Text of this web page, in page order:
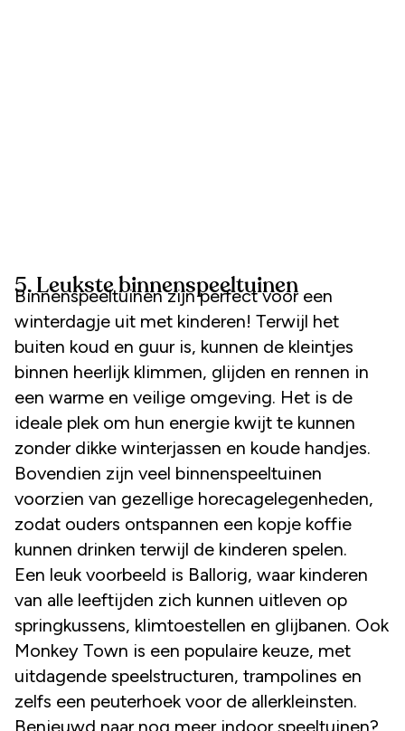
5. Leukste binnenspeeltuinen
Binnenspeeltuinen zijn perfect voor een
winterdagje uit met kinderen! Terwijl het
buiten koud en guur is, kunnen de kleintjes
binnen heerlijk klimmen, glijden en rennen in
een warme en veilige omgeving. Het is de
ideale plek om hun energie kwijt te kunnen
zonder dikke winterjassen en koude handjes.
Bovendien zijn veel binnenspeeltuinen
voorzien van gezellige horecagelegenheden,
zodat ouders ontspannen een kopje koffie
kunnen drinken terwijl de kinderen spelen.
Een leuk voorbeeld is Ballorig, waar kinderen
van alle leeftijden zich kunnen uitleven op
springkussens, klimtoestellen en glijbanen. Ook
Monkey Town is een populaire keuze, met
uitdagende speelstructuren, trampolines en
zelfs een peuterhoek voor de allerkleinsten.
Benieuwd naar nog meer indoor speeltuinen?